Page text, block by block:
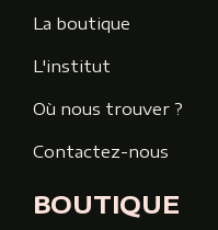
La boutique
L'institut
Où nous trouver ?
Contactez-nous
BOUTIQUE